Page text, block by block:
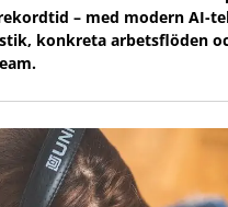
– med modern AI-
konkreta arbetsflöden